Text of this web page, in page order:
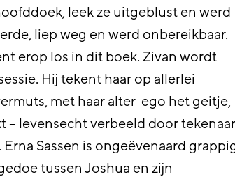
leek ze uitgeblust en werd
liep weg en werd onbereikbaar.
erop los in dit boek. Zivan wordt
Hij tekent haar op allerlei
met haar alter-ego het geitje,
– levensecht verbeeld door tekenaar
Sassen is ongeëvenaard
tussen Joshua en zijn